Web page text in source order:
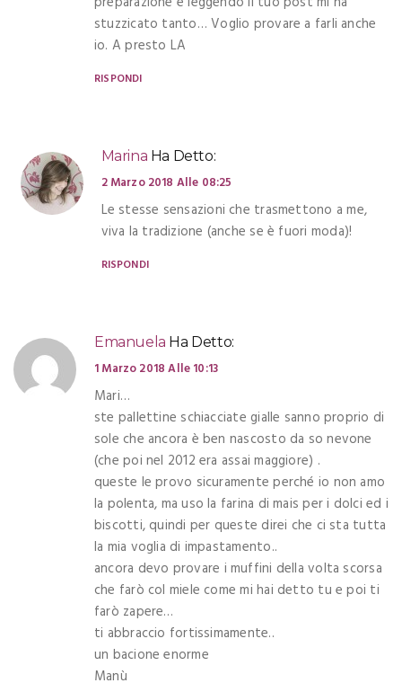
stuzzicato tanto… Voglio provare a farli anche
io. A presto LA
RISPONDI
Marina Ha Detto:
2 Marzo 2018 Alle 08:25
Le stesse sensazioni che trasmettono a me,
viva la tradizione (anche se è fuori moda)!
RISPONDI
Emanuela Ha Detto:
1 Marzo 2018 Alle 10:13
Mari…
ste pallettine schiacciate gialle sanno proprio di
sole che ancora è ben nascosto da so nevone
(che poi nel 2012 era assai maggiore) .
queste le provo sicuramente perché io non amo
la polenta, ma uso la farina di mais per i dolci ed i
biscotti, quindi per queste direi che ci sta tutta
la mia voglia di impastamento..
ancora devo provare i muffini della volta scorsa
che farò col miele come mi hai detto tu e poi ti
farò zapere…
ti abbraccio fortissimamente..
un bacione enorme
Manù